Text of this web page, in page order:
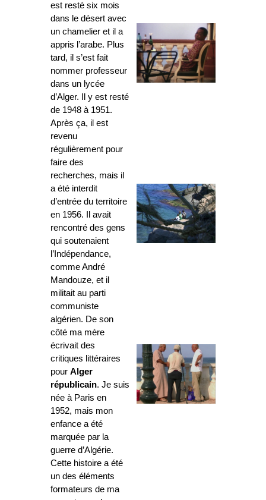
est resté six mois
dans le désert avec
un chamelier et il a
appris l’arabe. Plus
tard, il s’est fait
nommer professeur
dans un lycée
d’Alger. Il y est resté
de 1948 à 1951.
Après ça, il est
revenu
régulièrement pour
faire des
recherches, mais il
a été interdit
d’entrée du territoire
en 1956. Il avait
rencontré des gens
qui soutenaient
l’Indépendance,
comme André
Mandouze, et il
militait au parti
communiste
algérien. De son
côté ma mère
écrivait des
critiques littéraires
pour Alger
républicain. Je suis
née à Paris en
1952, mais mon
enfance a été
marquée par la
guerre d’Algérie.
Cette histoire a été
un des éléments
formateurs de ma